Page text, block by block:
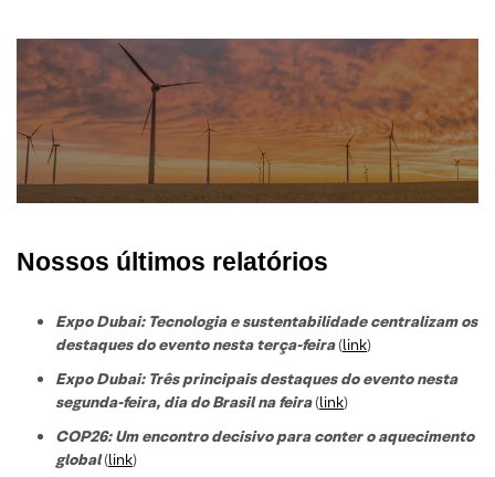
Nossos últimos relatórios
Expo Dubai: Tecnologia e sustentabilidade centralizam os
destaques do evento nesta terça-feira(link)
Expo Dubai: Três principais destaques do evento nesta
segunda-feira, dia do Brasil na feira(link)
COP26: Um encontro decisivo para conter o aquecimento
global(link)